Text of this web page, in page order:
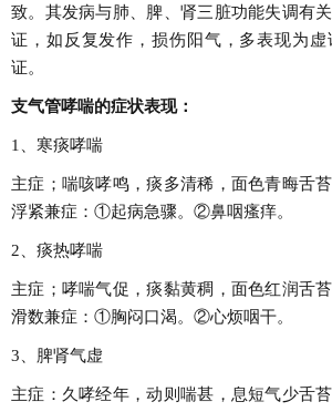
致。其发病与肺、脾、肾三脏功能失调有
证，如反复发作，损伤阳气，多表现为
证。
支气管哮喘的症状表现：
1、寒痰哮喘
主症；喘咳哮鸣，痰多清稀，面色青晦舌
浮紧兼症：①起病急骤。②鼻咽瘙痒。
2、痰热哮喘
主症；哮喘气促，痰黏黄稠，面色红润舌
滑数兼症：①胸闷口渴。②心烦咽干。
3、脾肾气虚
主症：久哮经年，动则喘甚，息短气少舌